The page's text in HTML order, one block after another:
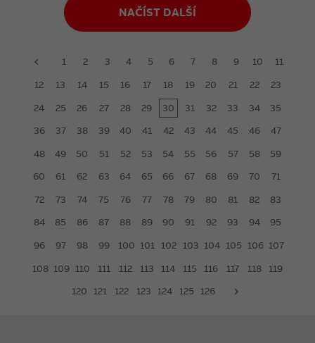
NAČÍST DALŠÍ
1 2 3 4 5 6 7 8 9 10
11
12
13 14 15 16 17 18 19 20 21 22
23
24
25 26 27 28 29 30 31 32 33 34
35
36
37 38 39 40 41 42 43 44 45 46
47
48
49 50 51 52 53 54 55 56 57 58
59
60
61 62 63 64 65 66 67 68 69 70
71
72
73 74 75 76 77 78 79 80 81 82
83
84
85 86 87 88 89 90 91 92 93 94
95
96
97 98 99 100 101 102 103 104 105 106 107
108 109 110 111 112 113 114 115 116 117 118
119
120
121 122 123 124 125
126